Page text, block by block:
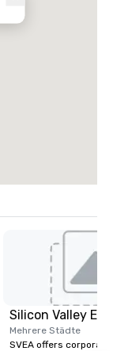
Mehrere Städte
SVEA offers